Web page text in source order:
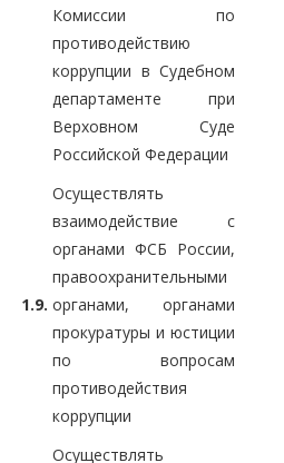
Комиссии по
противодействию
коррупции в Судебном
департаменте при
Верховном Суде
Российской Федерации
1.9.
Осуществлять
взаимодействие с
органами ФСБ России,
правоохранительными
органами, органами
прокуратуры и юстиции
по вопросам
противодействия
коррупции
Осуществлять